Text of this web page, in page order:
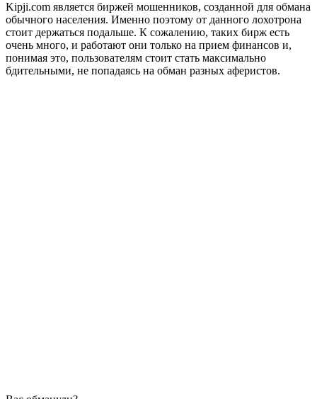
Kipji.com является биржей мошенников, созданной для обмана
обычного населения. Именно поэтому от данного лохотрона
стоит держаться подальше. К сожалению, таких бирж есть
очень много, и работают они только на прием финансов и,
понимая это, пользователям стоит стать максимально
бдительными, не попадаясь на обман разных аферистов.